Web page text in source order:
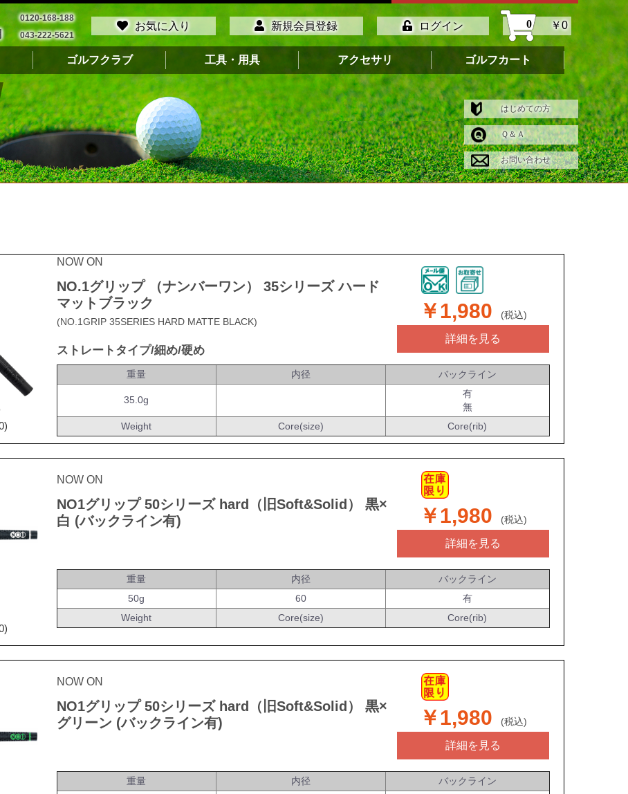
0120-168-188
043-222-5621
お気に入り 新規会員登録 ログイン 0 ￥0
ゴルフクラブ 工具・用具 アクセサリ ゴルフカート
はじめての方
Ｑ＆Ａ
お問い合わせ
NOW ON
NO.1グリップ （ナンバーワン） 35シリーズ ハード
マットブラック
(NO.1GRIP 35SERIES HARD MATTE BLACK)
ストレートタイプ/細め/硬め
￥1,980 (税込)
詳細を見る
重量 内径 バックライン
35.0g
有
無
Weight
Core(size) Core(rib)
NOW ON
NO1グリップ 50シリーズ hard（旧Soft&Solid） 黒×
白 (バックライン有)
￥1,980 (税込)
詳細を見る
重量 内径
バックライン
50g
60
有
Weight
Core(size) Core(rib)
NOW ON
NO1グリップ 50シリーズ hard（旧Soft&Solid） 黒×
グリーン (バックライン有)
￥1,980 (税込)
詳細を見る
重量 内径
バックライン